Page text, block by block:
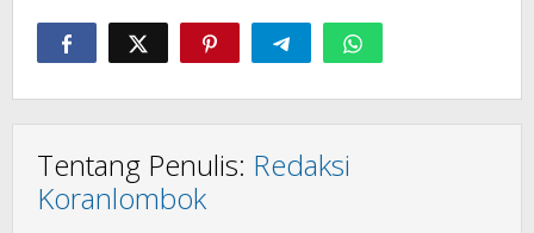
Tentang Penulis: Redaksi
Koranlombok